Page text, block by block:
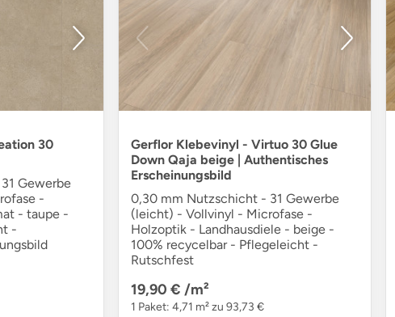
30
Gewerbe
-
- taupe -
-
Gerflor Klebevinyl - Virtuo 30 Glue
Down Qaja beige | Authentisches
Erscheinungsbild
0,30 mm Nutzschicht - 31 Gewerbe
(leicht) - Vollvinyl - Microfase -
Holzoptik - Landhausdiele - beige -
100% recycelbar - Pflegeleicht -
Rutschfest
19,90 € /m²
1 Paket: 4,71 m² zu 93,73 €